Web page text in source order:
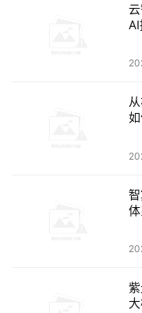
业务运营，引领自身
本文来源于DOIT传媒